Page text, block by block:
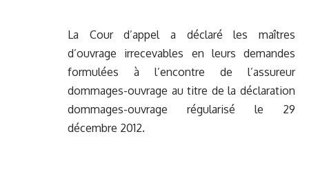
La Cour d’appel a déclaré les maîtres
d’ouvrage irrecevables en leurs demandes
formulées à l’encontre de l’assureur
dommages-ouvrage au titre de la déclaration
dommages-ouvrage régularisé le 29
décembre 2012.